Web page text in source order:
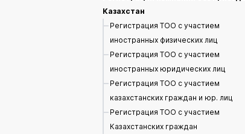
Казахстан
Регистрация ТОО с участием
иностранных физических лиц
Регистрация ТОО с участием
иностранных юридических лиц
Регистрация ТОО с участием
казахстанских граждан и юр. лиц
Регистрация ТОО с участием
Казахстанских граждан